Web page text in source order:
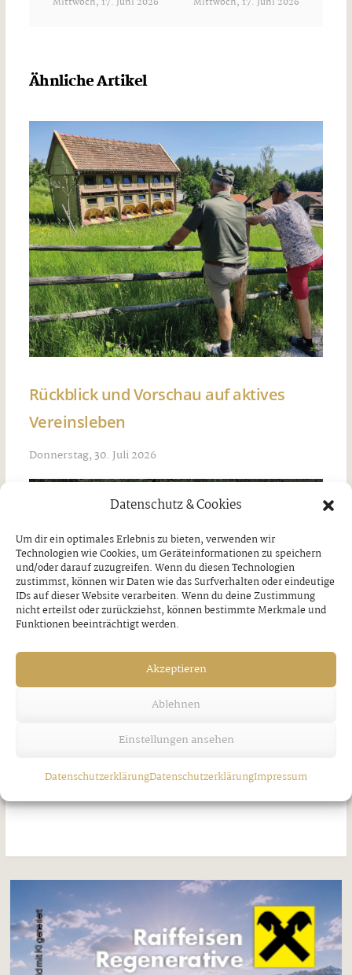
Datenschutz & Cookies
Um dir ein optimales Erlebnis zu bieten, verwenden wir
Technologien wie Cookies, um Geräteinformationen zu speichern
und/oder darauf zuzugreifen. Wenn du diesen Technologien
zustimmst, können wir Daten wie das Surfverhalten oder eindeutige
IDs auf dieser Website verarbeiten. Wenn du deine Zustimmung
nicht erteilst oder zurückziehst, können bestimmte Merkmale und
Funktionen beeinträchtigt werden.
Akzeptieren
Ablehnen
Einstellungen ansehen
DatenschutzerklärungDatenschutzerklärungImpressum
Ähnliche Artikel
Rückblick und Vorschau auf aktives
Vereinsleben
Donnerstag, 30. Juli 2026
Neuigkeiten vom Kirchenchor Tux
Donnerstag, 30. Juli 2026